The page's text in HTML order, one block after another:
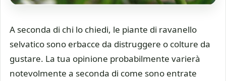
A seconda di chi lo chiedi, le piante di ravanello
selvatico sono erbacce da distruggere o colture da
gustare. La tua opinione probabilmente varierà
notevolmente a seconda di come sono entrate